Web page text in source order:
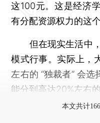
这100元。这是经济
有分配资源权力的这个
但在现实生活中，
模式行事。实际上，
左右的 “独裁者” 会
能分到高达20%左右的
本文共计